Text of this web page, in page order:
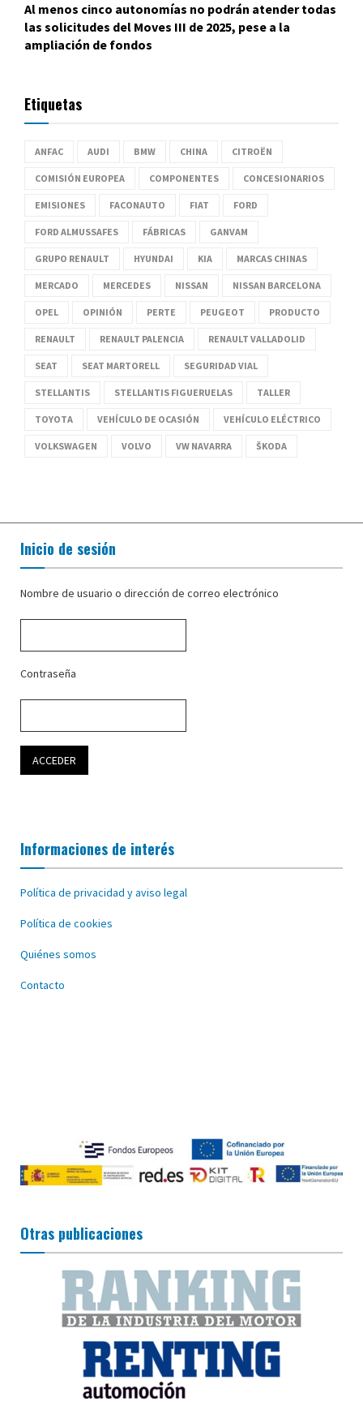
Al menos cinco autonomías no podrán atender todas
las solicitudes del Moves III de 2025, pese a la
ampliación de fondos
Etiquetas
ANFAC AUDI BMW CHINA CITROËN
COMISIÓN EUROPEA COMPONENTES CONCESIONARIOS
EMISIONES FACONAUTO FIAT FORD
FORD ALMUSSAFES FÁBRICAS GANVAM
GRUPO RENAULT HYUNDAI KIA MARCAS CHINAS
MERCADO MERCEDES NISSAN NISSAN BARCELONA
OPEL OPINIÓN PERTE PEUGEOT PRODUCTO
RENAULT RENAULT PALENCIA RENAULT VALLADOLID
SEAT SEAT MARTORELL SEGURIDAD VIAL
STELLANTIS STELLANTIS FIGUERUELAS TALLER
TOYOTA VEHÍCULO DE OCASIÓN VEHÍCULO ELÉCTRICO
VOLKSWAGEN VOLVO VW NAVARRA ŠKODA
Inicio de sesión
Nombre de usuario o dirección de correo electrónico
Contraseña
Informaciones de interés
Política de privacidad y aviso legal
Política de cookies
Quiénes somos
Contacto
Otras publicaciones